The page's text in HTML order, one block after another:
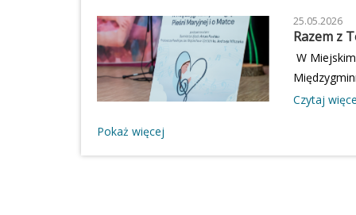
ograniczona!
25.05.2026
Razem z
W
Matko"🥰
Niewiadów
Czytaj
Pokaż więcej